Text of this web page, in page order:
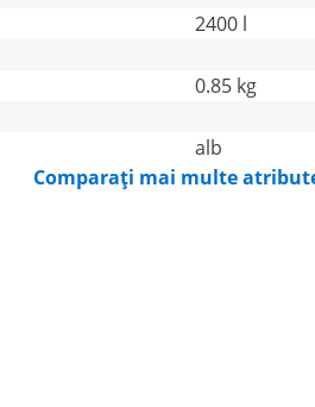
2400 l
0.85 kg
alb
Comparați mai multe